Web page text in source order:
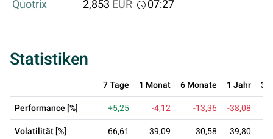
Quotrix
2,853 EUR 07:27
Statistiken
7 Tage 1 Monat 6 Monate 1 Jahr 3
Performance [%] +5,25 -4,12 -13,36 -38,08
Volatilität [%] 66,61 39,09 30,58 39,80